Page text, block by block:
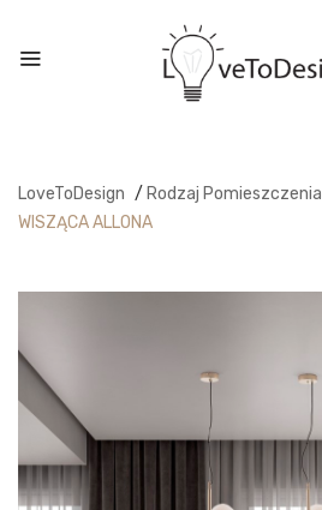
LoveToDesign / Rodzaj Pomieszczenia
WISZĄCA ALLONA